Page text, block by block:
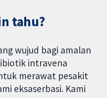
tahu?
wujud bagi amalan
intravena
merawat pesakit
eksaserbasi. Kami